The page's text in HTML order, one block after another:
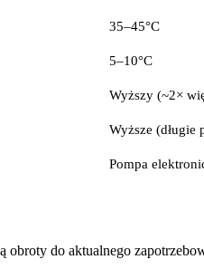
35–45°C
5–10°C
Wyższy (~2×
Wyższe (długie
Pompa
obroty do aktualnego